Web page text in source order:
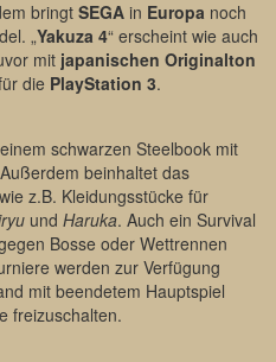
bringt SEGA in Europa noch
„Yakuza 4“ erscheint wie auch
mit japanischen Originalton
die PlayStation 3.
schwarzen Steelbook mit
beinhaltet das
wie z.B. Kleidungsstücke für
und Haruka. Auch ein Survival
Bosse oder Wettrennen
werden zur Verfügung
mit beendetem Hauptspiel
freizuschalten.